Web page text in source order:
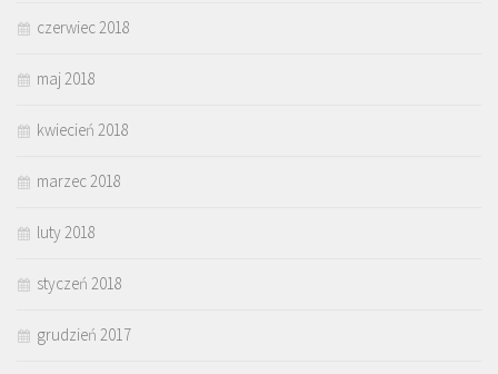
czerwiec 2018
maj 2018
kwiecień 2018
marzec 2018
luty 2018
styczeń 2018
grudzień 2017